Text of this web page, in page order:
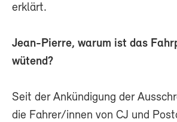
erklärt.
Jean-Pierre, warum ist das
wütend?
Seit der Ankündigung der
die Fahrer/innen von CJ und